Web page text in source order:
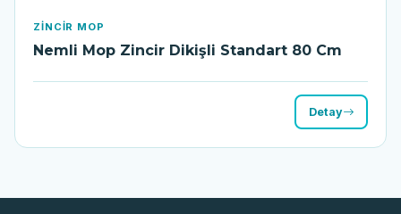
ZINCIR MOP
Nemli Mop Zincir Dikişli Standart 80 Cm
Detay